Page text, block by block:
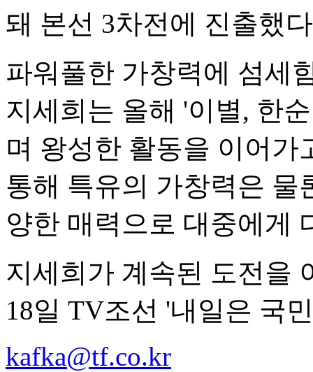
돼 본선 3차전에 진출했
파워풀한 가창력에 섬세
지세희는 올해 '이별, 한
며 왕성한 활동을 이어가
통해 특유의 가창력은 물
양한 매력으로 대중에게
지세희가 계속된 도전을
18일 TV조선 '내일은 국
kafka@tf.co.kr